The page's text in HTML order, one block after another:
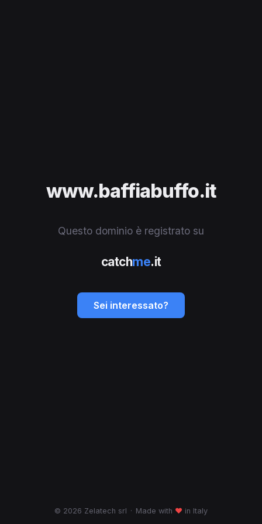
www.baffiabuffo.it
Questo dominio è registrato su
catchme.it
Sei interessato?
© 2026 Zelatech srl · Made with ♥ in Italy